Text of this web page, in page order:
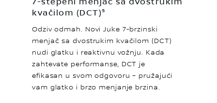
kvačilom (DCT)⁵
Odziv odmah. Novi Juke 7-brzinski
menjač sa dvostrukim kvačilom (DCT)
nudi glatku i reaktivnu vožnju. Kada
zahtevate performanse, DCT je
efikasan u svom odgovoru – pružajući
vam glatko i brzo menjanje brzina.